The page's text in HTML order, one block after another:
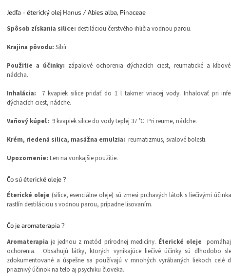
Jedľa - éterický olej Hanus /Abies alba, Pinaceae
Spôsob získania silice: destiláciou čerstvého ihličia vodnou parou.
Krajina pôvodu: Sibír
Použitie a účinky: zápalové ochorenia dýchacích ciest, reumatické a
nádcha.
Inhalácia: 7 kvapiek silice pridať do 1 l takmer vriacej vody. Inhalovať pri
dýchacích ciest, nádche.
Vaňový kúpeľ: 9 kvapiek silice do vody teplej 37 °C. Pri reume, nádche.
Krém, riedená silica, masážna emulzia: reumatizmus, svalové bolesti.
Upozornenie: Len na vonkajšie použitie.
Čo sú éterické oleje ?
Éterické oleje (silice, esenciálne oleje) sú zmesi prchavých látok s liečivými
rastlín destiláciou s vodnou parou, prípadne lisovaním.
Čo je aromaterapia ?
Aromaterapia je jednou z metód prírodnej medicíny. Éterické oleje
ochorenia. Obsahujú látky, ktorých vynikajúce liečivé účinky sú dlhodobo
zdokumentované a úspešne sa používajú v mnohých vyrábaných liekoch celé
priaznivý účinok na telo aj psychiku človeka.